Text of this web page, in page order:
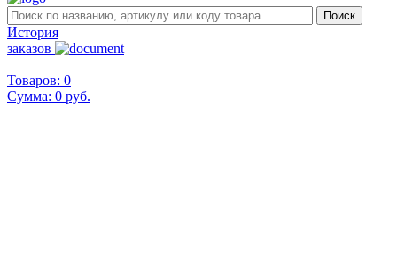
История
заказов
Товаров: 0
Сумма: 0 руб.